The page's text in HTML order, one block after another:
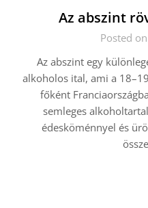
Az abszint
Posted
Az abszint egy
alkoholos ital, ami a
főként
semleges
édesköménnyel és